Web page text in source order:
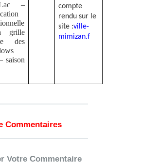
–
grille
des
saison
compte
rendu sur le
site :ville-
mimizan.f
Commentaires
Votre Commentaire